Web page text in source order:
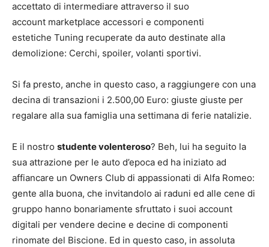
accettato di intermediare attraverso il suo
account marketplace accessori e componenti
estetiche Tuning recuperate da auto destinate alla
demolizione: Cerchi, spoiler, volanti sportivi.
Si fa presto, anche in questo caso, a raggiungere con una
decina di transazioni i 2.500,00 Euro: giuste giuste per
regalare alla sua famiglia una settimana di ferie natalizie.
E il nostro studente volenteroso? Beh, lui ha seguito la
sua attrazione per le auto d’epoca ed ha iniziato ad
affiancare un Owners Club di appassionati di Alfa Romeo:
gente alla buona, che invitandolo ai raduni ed alle cene di
gruppo hanno bonariamente sfruttato i suoi account
digitali per vendere decine e decine di componenti
rinomate del Biscione. Ed in questo caso, in assoluta